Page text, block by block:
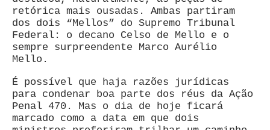
retórica mais ousadas. Ambas partiram
dos dois “Mellos” do Supremo Tribunal
Federal: o decano Celso de Mello e o
sempre surpreendente Marco Aurélio
Mello.
É possível que haja razões jurídicas
para condenar boa parte dos réus da Ação
Penal 470. Mas o dia de hoje ficará
marcado como a data em que dois